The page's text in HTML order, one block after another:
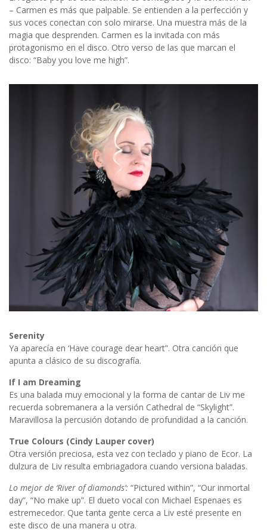
– Carmen es más que palpable. Se entienden a la perfección y
sus voces conectan con solo mirarse. Una muestra más de la
magia que desprenden. Carmen es la invitada con más
protagonismo en el disco. Otro verso de las que marcan el
disco: “Baby you love me high”.
Serenity
Ya aparecía en ‘Have courage dear heart”. Otra canción que
apunta a clásico de su discografía.
If I am Dreaming
Es una balada muy emocional y la forma de cantar de Liv me
recuerda sobremanera a la versión Cathedral de “Skylight”.
Maravillosa la percusión dotando de profundidad a la canción.
True Colours (Cindy Lauper cover)
Otra versión preciosa, esta vez con teclado y piano de Ecor. La
dulzura de Liv resulta embriagadora cuando versiona baladas.
Lo mejor de ‘River of diamonds’: “Pictured within”, “Our inmortal
day”, “No make up”. El dueto vocal con Michael Espenaes es
estremecedor. Que tanta gente cerca a Liv esté presente en
este disco de una manera u otra.